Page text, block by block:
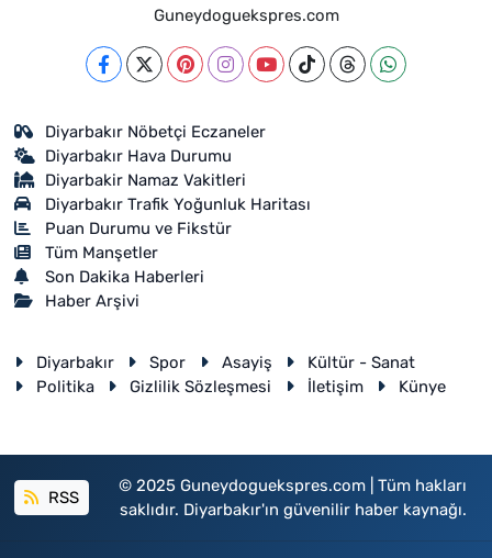
Guneydoguekspres.com
Diyarbakır Nöbetçi Eczaneler
Diyarbakır Hava Durumu
Diyarbakir Namaz Vakitleri
Diyarbakır Trafik Yoğunluk Haritası
Puan Durumu ve Fikstür
Tüm Manşetler
Son Dakika Haberleri
Haber Arşivi
Diyarbakır Spor Asayiş
Kültür - Sanat
Politika
Gizlilik Sözleşmesi İletişim Künye
RSS
© 2025 Guneydoguekspres.com | Tüm hakları
saklıdır. Diyarbakır'ın güvenilir haber kaynağı.